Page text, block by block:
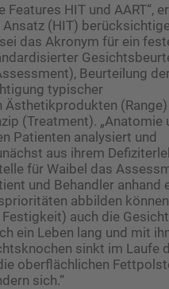
HIT und AART“,
(HIT)
das Akronym für ein
Beurteilung
typischer
(Range)
(Treatment). „Anatomie
Patienten analysiert und
aus ihrem
für Waibel das
und Behandler anhand
abbilden
auch die
ein Leben lang und mit
sinkt im Laufe
oberflächlichen
sich.“